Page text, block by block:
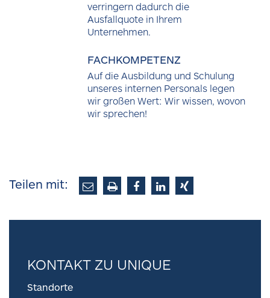
verringern dadurch die
Ausfallquote in Ihrem
Unternehmen.
FACHKOMPETENZ
Auf die Ausbildung und Schulung
unseres internen Personals legen
wir großen Wert: Wir wissen, wovon
wir sprechen!
Teilen mit:
KONTAKT ZU UNIQUE
Standorte